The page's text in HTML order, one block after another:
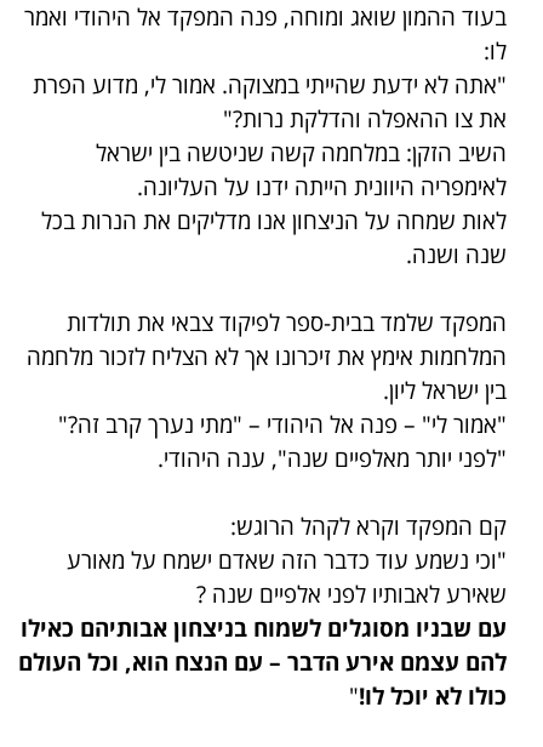
בעוד ההמון שואג ומוחה, פנה המפקד אל היהודי ואמר
לו:
"אתה לא ידעת שהייתי במצוקה. אמור לי, מדוע הפרת
את צו ההאפלה והדלקת נרות?"
השיב הזקן: במלחמה קשה שניטשה בין ישראל
לאימפריה היוונית הייתה ידנו על העליונה.
לאות שמחה על הניצחון אנו מדליקים את הנרות בכל
שנה ושנה.
המפקד שלמד בבית-ספר לפיקוד צבאי את תולדות
המלחמות אימץ את זיכרונו אך לא הצליח לזכור מלחמה
בין ישראל ליון.
"אמור לי" – פנה אל היהודי – "מתי נערך קרב זה?"
"לפני יותר מאלפיים שנה", ענה היהודי.
קם המפקד וקרא לקהל הרוגש:
"וכי נשמע עוד כדבר הזה שאדם ישמח על מאורע
שאירע לאבותיו לפני אלפיים שנה ?
עם שבניו מסוגלים לשמוח בניצחון אבותיהם כאילו
להם עצמם אירע הדבר – עם הנצח הוא, וכל העולם
כולו לא יוכל לו!"